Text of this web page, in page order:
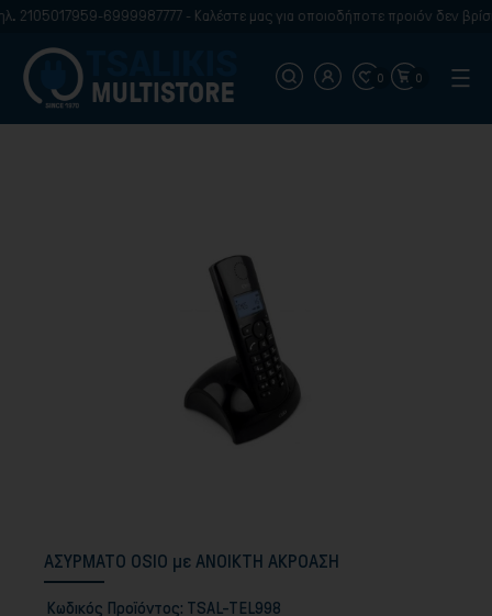
2105017959-6999987777 - Καλέστε μας για οποιοδήποτε προιόν δεν
0 0
ΑΣΥΡΜΑΤΟ OSIO με ΑΝΟΙΚΤΗ ΑΚΡΟΑΣΗ
Κωδικός Προϊόντος: TSAL-TEL998